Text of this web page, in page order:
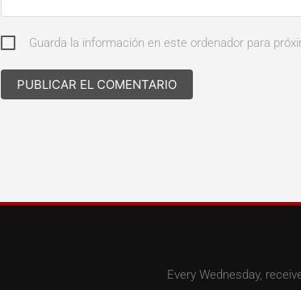
Guarda la información en este ordenador para
Every Wednesday,